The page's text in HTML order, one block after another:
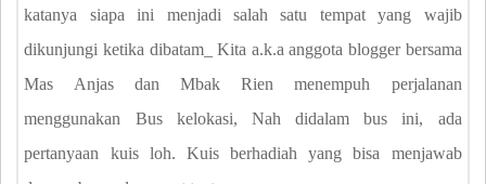
katanya siapa ini menjadi salah satu tempat yang wajib
dikunjungi ketika dibatam_ Kita a.k.a anggota blogger bersama
Mas Anjas dan Mbak Rien menempuh perjalanan
menggunakan Bus kelokasi, Nah didalam bus ini, ada
pertanyaan kuis loh. Kuis berhadiah yang bisa menjawab